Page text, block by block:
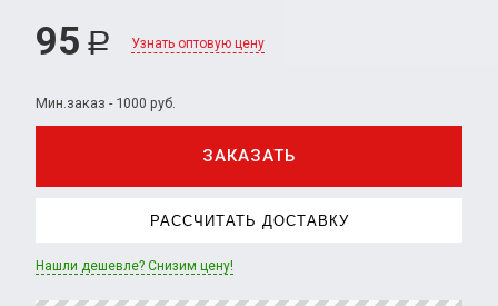
95 Р Узнать оптовую цену
Мин.заказ - 1000 руб.
ЗАКАЗАТЬ
РАССЧИТАТЬ ДОСТАВКУ
Нашли дешевле? Снизим цену!